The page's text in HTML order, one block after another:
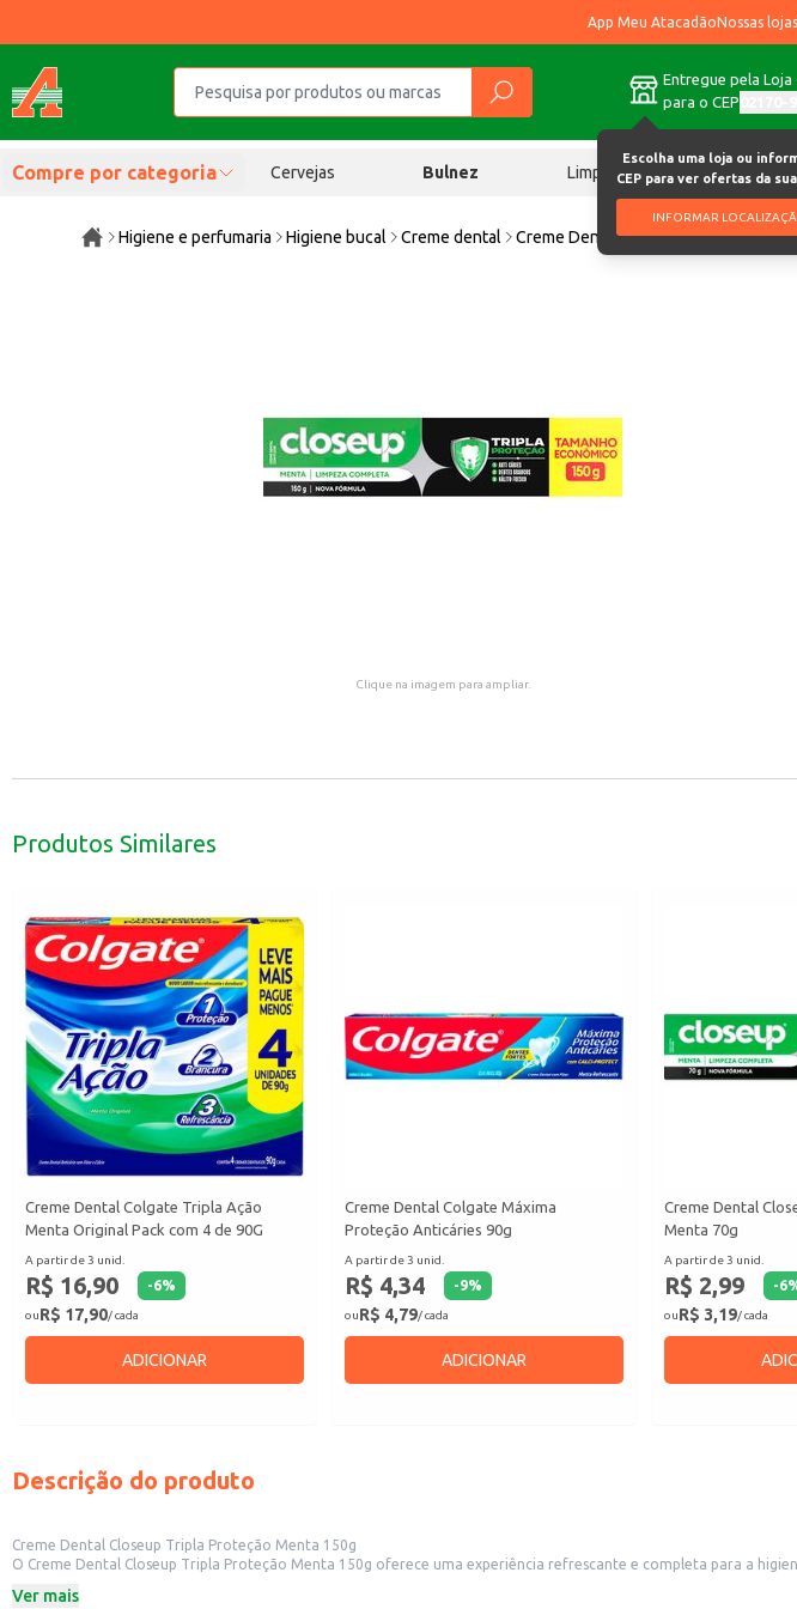
App Meu AtacadãoNossas lojas
Entregue pela Loja
para o CEP
Escolha uma loja ou
CEP para ver ofertas da
INFORMAR
Compre por categoria Cervejas Bulnez Limpeza
Higiene e perfumaria Higiene bucal Creme dental Creme Dental Closeup Tripla
Clique na imagem para ampliar.
Produtos Similares
Creme Dental Colgate Tripla Ação
Menta Original Pack com 4 de 90G
A partir de 3 unid.
R$ 16,90 -6%
ouR$ 17,90/ cada
ADICIONAR
Creme Dental Colgate Máxima
Proteção Anticáries 90g
A partir de 3 unid.
R$ 4,34 -9%
ouR$ 4,79/ cada
ADICIONAR
Creme Dental
Menta 70g
A partir de 3 unid.
R$ 2,99 -6
ouR$ 3,19/ cada
Descrição do produto
Creme Dental Closeup Tripla Proteção Menta 150g
O Creme Dental Closeup Tripla Proteção Menta 150g oferece uma experiência refrescante e completa para a
Este creme dental é indicado para:
Ver mais